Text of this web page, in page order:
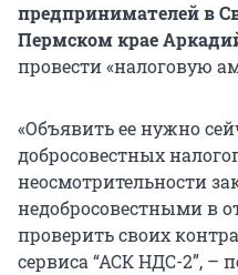
предпринимателей в
Пермском крае
провести «налоговую
«Объявить ее нужно
добросовестных
неосмотрительности
недобросовестными в
проверить своих
сервиса “АСК НДС-2”, –